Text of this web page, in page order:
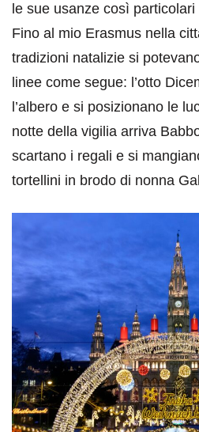
le sue usanze così
Fino al mio Erasmus nella
tradizioni natalizie si
linee come segue: l’otto
l’albero e si posizionano le
notte della vigilia arriva
scartano i regali e si
tortellini in brodo di nonna